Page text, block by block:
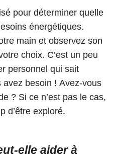
pour déterminer quelle
énergétiques.
main et observez son
choix. C’est un peu
personnel qui sait
besoin ! Avez-vous
? Si ce n’est pas le cas,
d’être exploré.
elle aider à